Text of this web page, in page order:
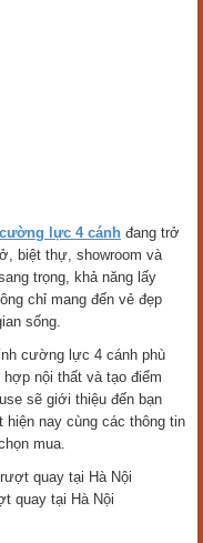
lực 4 cánh đang trở
biệt thự, showroom và
trọng, khả năng lấy
chỉ mang đến vẻ đẹp
sống.
cường lực 4 cánh phù
nội thất và tạo điểm
sẽ giới thiệu đến bạn
nay cùng các thông tin
mua.
quay tại Hà Nội